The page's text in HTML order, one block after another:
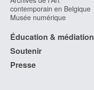
contemporain en Belgique
Musée numérique
Éducation & médiation
Soutenir
Presse